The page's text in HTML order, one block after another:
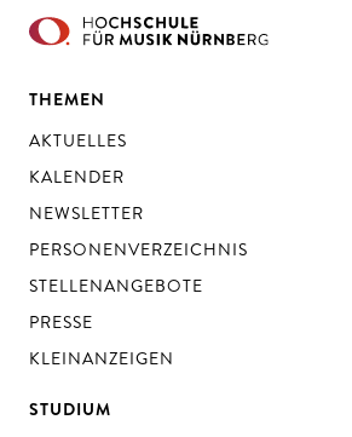
THEMEN
AKTUELLES
KALENDER
NEWSLETTER
PERSONENVERZEICHNIS
STELLENANGEBOTE
PRESSE
KLEINANZEIGEN
STUDIUM